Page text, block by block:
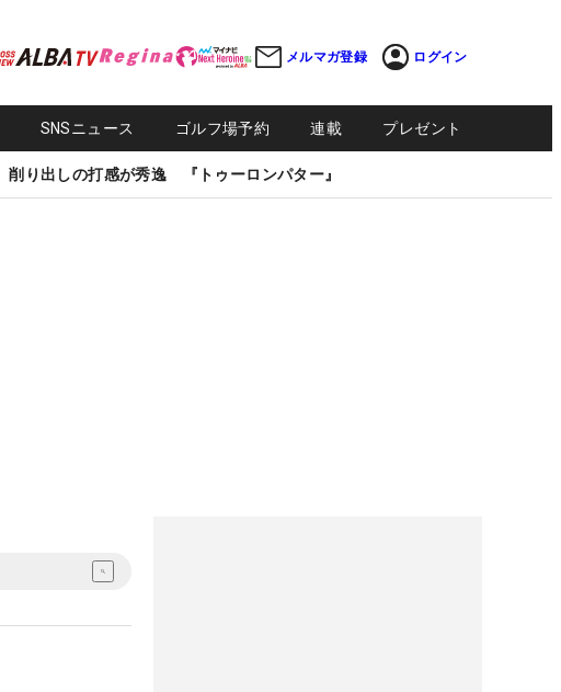
メルマガ登録 ログイン
SNSニュース ゴルフ場予約 連載 プレゼント
削り出しの打感が秀逸 『トゥーロンパター』